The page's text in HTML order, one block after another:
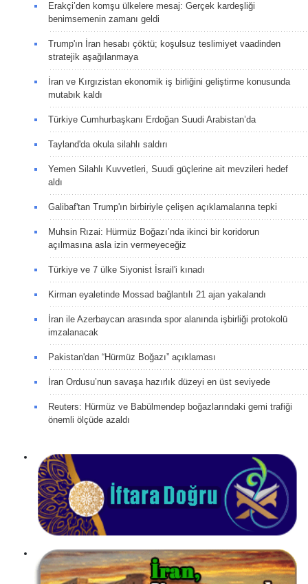
Erakçi’den komşu ülkelere mesaj: Gerçek kardeşliği
benimsemenin zamanı geldi
Trump'ın İran hesabı çöktü; koşulsuz teslimiyet vaadinden
stratejik aşağılanmaya
İran ve Kırgızistan ekonomik iş birliğini geliştirme konusunda
mutabık kaldı
Türkiye Cumhurbaşkanı Erdoğan Suudi Arabistan’da
Tayland'da okula silahlı saldırı
Yemen Silahlı Kuvvetleri, Suudi güçlerine ait mevzileri hedef
aldı
Galibaf'tan Trump'ın birbiriyle çelişen açıklamalarına tepki
Muhsin Rızai: Hürmüz Boğazı’nda ikinci bir koridorun
açılmasına asla izin vermeyeceğiz
Türkiye ve 7 ülke Siyonist İsrail'i kınadı
Kirman eyaletinde Mossad bağlantılı 21 ajan yakalandı
İran ile Azerbaycan arasında spor alanında işbirliği protokolü
imzalanacak
Pakistan'dan “Hürmüz Boğazı” açıklaması
İran Ordusu’nun savaşa hazırlık düzeyi en üst seviyede
Reuters: Hürmüz ve Babülmendep boğazlarındaki gemi trafiği
önemli ölçüde azaldı